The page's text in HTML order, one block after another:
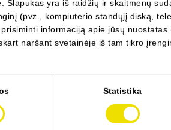
Slapukas yra iš raidžių ir skaitmenų
(pvz., kompiuterio standųjį diską,
informaciją apie jūsų
naršant svetainėje iš tam tikro
Statistika